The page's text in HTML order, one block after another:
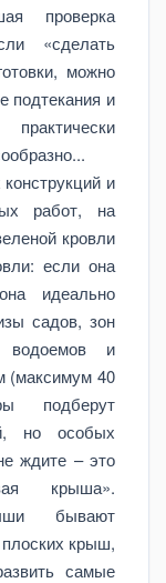
проверка
«сделать
можно
подтекания и
и
работ, на
кровли
если она
идеально
садов, зон
водоемов и
(максимум 40
подберут
но особых
ждите – это
крыша».
бывают
крыш,
самые